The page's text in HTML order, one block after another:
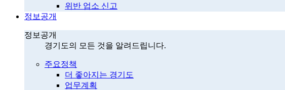
위반 업소 신고
정보공개
정보공개
경기도의 모든 것을 알려드립니다.
주요정책
더 좋아지는 경기도
업무계획